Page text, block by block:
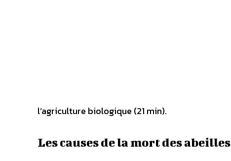
l’agriculture biologique (21 min).
Les causes de la mort des abeilles